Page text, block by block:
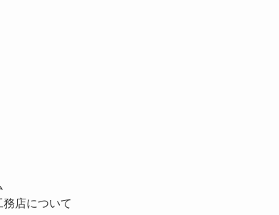
務店について